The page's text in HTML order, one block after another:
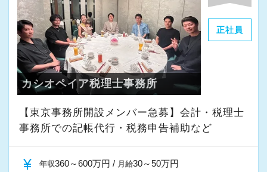
正社員
カシオペイア税理士事務所
【東京事務所開設メンバー急募】会計・税理士
事務所での記帳代行・税務申告補助など
currency_yen 年収360～600万円 / 月給30～50万円